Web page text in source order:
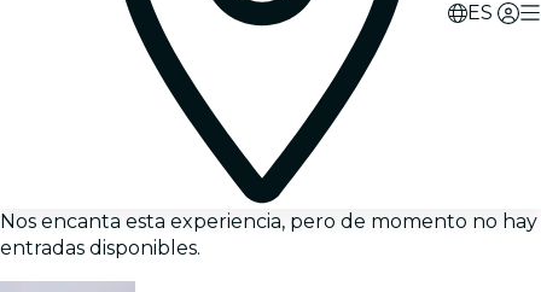
ES
Nos encanta esta experiencia, pero de momento no hay
entradas disponibles.